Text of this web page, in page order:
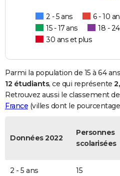
2 - 5 ans 6 - 10
15 - 17 ans
18 -
30 ans et plus
Parmi la population de 15 à 64
12 étudiants, ce qui représente
Retrouvez aussi le classement
France (villes dont le
Données 2022
Personnes
scolarisées
2 - 5 ans 15